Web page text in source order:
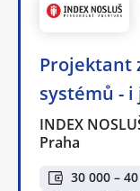
Projektant
systémů -
INDEX
Praha
30 000 –